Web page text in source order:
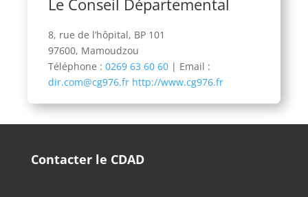
Le Conseil Départemental
8, rue de l’hôpital, BP 101
97600, Mamoudzou
Téléphone : 0269 63 60 60 | Email :
dir.com@cg976.fr http://www.cg976.fr
Contacter le CDAD